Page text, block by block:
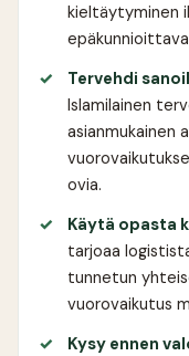
kieltäytyminen
Tervehdi
Islamilainen
asianmukainen
ovia.
Käytä opasta
tarjoaa
tunnetun
vuorovaikutus
Kysy ennen